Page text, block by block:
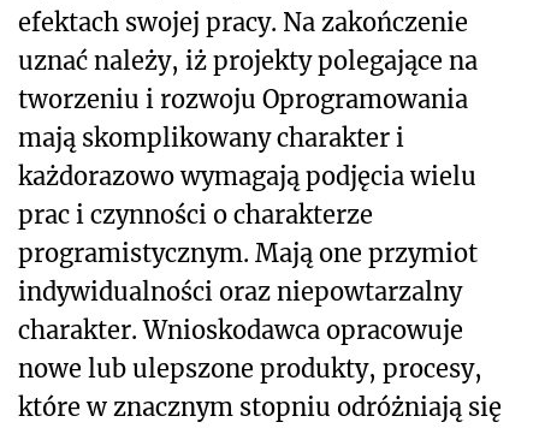
efektach swojej pracy. Na zakończenie
uznać należy, iż projekty polegające na
tworzeniu i rozwoju Oprogramowania
mają skomplikowany charakter i
każdorazowo wymagają podjęcia wielu
prac i czynności o charakterze
programistycznym. Mają one przymiot
indywidualności oraz niepowtarzalny
charakter. Wnioskodawca opracowuje
nowe lub ulepszone produkty, procesy,
które w znacznym stopniu odróżniają się